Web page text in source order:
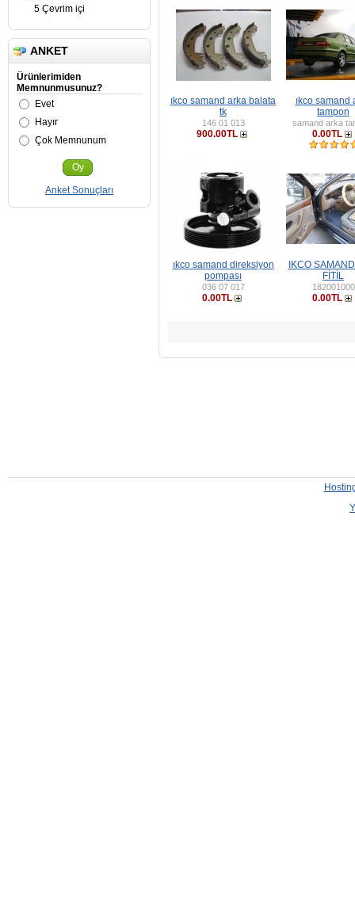
5 Çevrim içi
ANKET
Ürünlerimiden
Memnunmusunuz?
Evet
Hayır
Çok Memnunum
Oy
Anket Sonuçları
ıkco samand arka balata
tk
146 01 013
900.00TL
ıkco samand
tampon
samand arka
0.00TL
ıkco samand direksiyon
pompası
036 07 017
0.00TL
IKCO
FİTİL
182001000
0.00TL